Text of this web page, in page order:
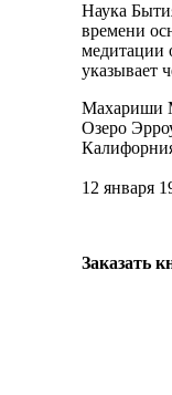
Наука
времени
медитации
указывает
Махариши
Озеро
12 января
Заказать